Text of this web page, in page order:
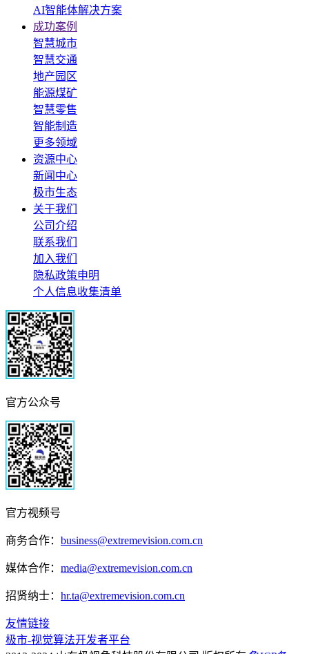
AI智能体解决方案
成功案例
智慧城市
智慧交通
地产园区
能源煤矿
智慧零售
智能制造
更多领域
资源中心
新闻中心
极市生态
关于我们
公司介绍
联系我们
加入我们
隐私政策申明
个人信息收集清单
官方公众号
官方视频号
商务合作： business@extremevision.com.cn
媒体合作： media@extremevision.com.cn
招贤纳士： hr.ta@extremevision.com.cn
友情链接
极市-视觉算法开发者平台